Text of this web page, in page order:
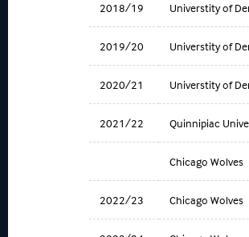
2018/19 Universtity of
2019/20 Universtity of
2020/21 Universtity of
2021/22 Quinnipiac
Chicago Wolves
2022/23 Chicago Wolves